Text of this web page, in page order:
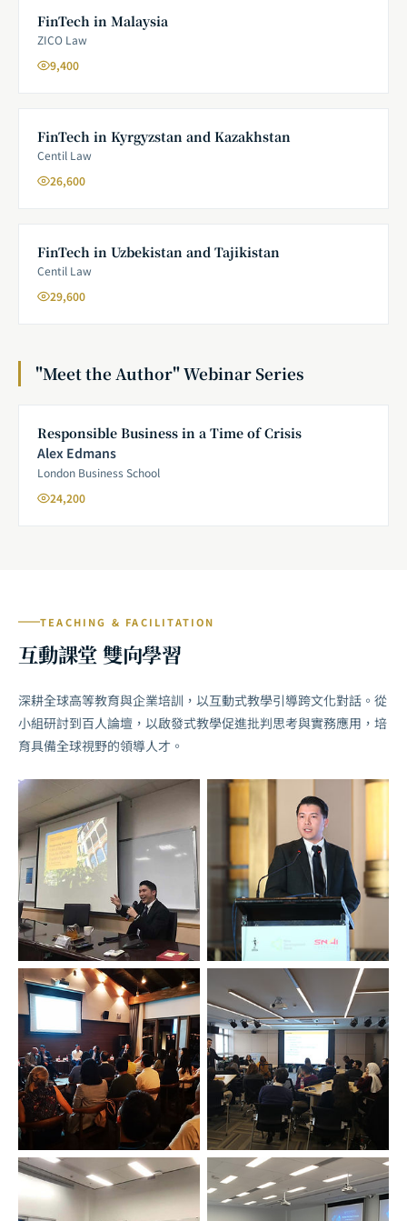
FinTech in Malaysia
ZICO Law
9,400
FinTech in Kyrgyzstan and Kazakhstan
Centil Law
26,600
FinTech in Uzbekistan and Tajikistan
Centil Law
29,600
"Meet the Author" Webinar Series
Responsible Business in a Time of Crisis
Alex Edmans
London Business School
24,200
TEACHING & FACILITATION
互動課堂 雙向學習
深耕全球高等教育與企業培訓，以互動式教學引導跨文化對話。從
小組研討到百人論壇，以啟發式教學促進批判思考與實務應用，培
育具備全球視野的領導人才。